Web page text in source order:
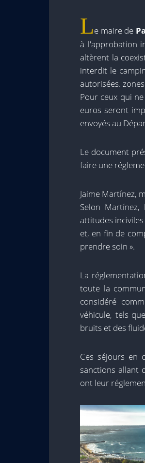
Le maire de
à l'approbation
altèrent la
interdit le
autorisées.
Pour ceux qui
euros seront
envoyés au
Le document
faire une
Jaime Martínez,
Selon
attitudes
et, en fin de
prendre soin ».
La
toute la
considéré
véhicule, tels
bruits et des
Ces séjours en
sanctions allant
ont leur